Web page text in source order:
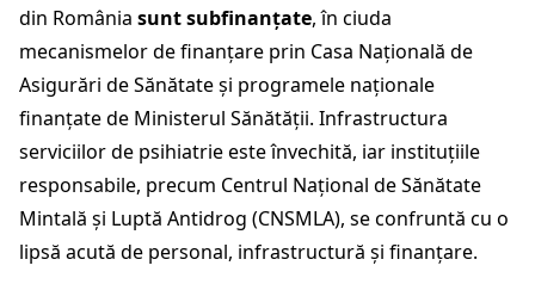
din România sunt subfinanțate, în ciuda
mecanismelor de finanțare prin Casa Națională de
Asigurări de Sănătate și programele naționale
finanțate de Ministerul Sănătății. Infrastructura
serviciilor de psihiatrie este învechită, iar instituțiile
responsabile, precum Centrul Național de Sănătate
Mintală și Luptă Antidrog (CNSMLA), se confruntă cu o
lipsă acută de personal, infrastructură și finanțare.